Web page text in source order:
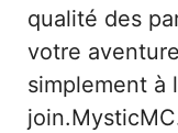
qualité des
votre
simplement à